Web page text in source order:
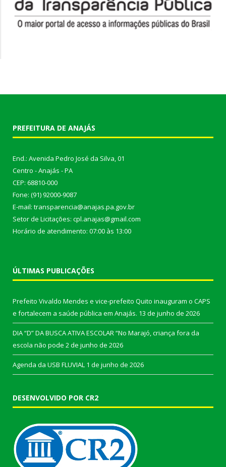
PREFEITURA DE ANAJÁS
End.: Avenida Pedro José da Silva, 01
Centro - Anajás - PA
CEP: 68810-000
Fone: (91) 92000-9087
E-mail: transparencia@anajas.pa.gov.br
Setor de Licitações: cpl.anajas@gmail.com
Horário de atendimento: 07:00 às 13:00
ÚLTIMAS PUBLICAÇÕES
Prefeito Vivaldo Mendes e vice-prefeito Quito inauguram o CAPS
e fortalecem a saúde pública em Anajás. 13 de junho de 2026
DIA “D” DA BUSCA ATIVA ESCOLAR “No Marajó, criança fora da
escola não pode 2 de junho de 2026
Agenda da USB FLUVIAL 1 de junho de 2026
DESENVOLVIDO POR CR2